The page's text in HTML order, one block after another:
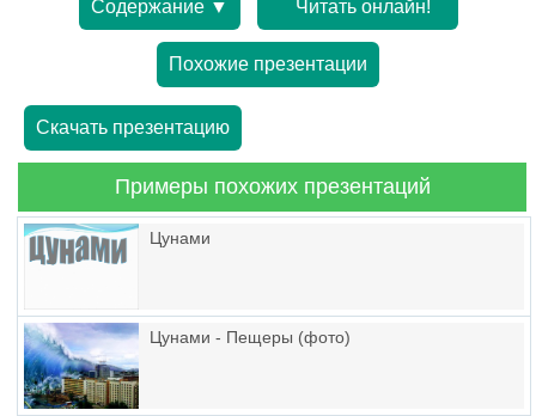
Содержание ▼ Читать онлайн!
Похожие презентации
Скачать презентацию
Примеры похожих презентаций
Цунами
Цунами - Пещеры (фото)